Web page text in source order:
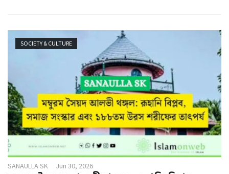
SOCIETY & CULTURE
SANAULLA SK Jun 30, 2026